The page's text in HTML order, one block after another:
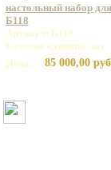
настольный набор
Б118
Артикул: Б118
Базовая единица: шт
Цена:
85 000,00